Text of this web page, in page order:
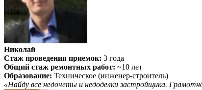
Николай
Стаж проведения приемок: 3 года
Общий стаж ремонтных работ: ~10 лет
Образование: Техническое (инженер-строитель)
«Найду все недочеты и недоделки застройщика.